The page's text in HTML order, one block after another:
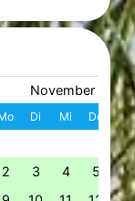
November 2026
Di Mi Do Fr
2 3 4 5 6